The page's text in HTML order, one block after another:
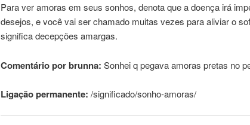
Para veramoras em seus sonhos, denota que a doença irá
desejos, e você vai ser chamado muitas vezes para aliviar o
significa decepções amargas.
Comentário por brunna: Sonhei q pegavaamoras pretas no
Ligação permanente: /significado/sonho-amoras/